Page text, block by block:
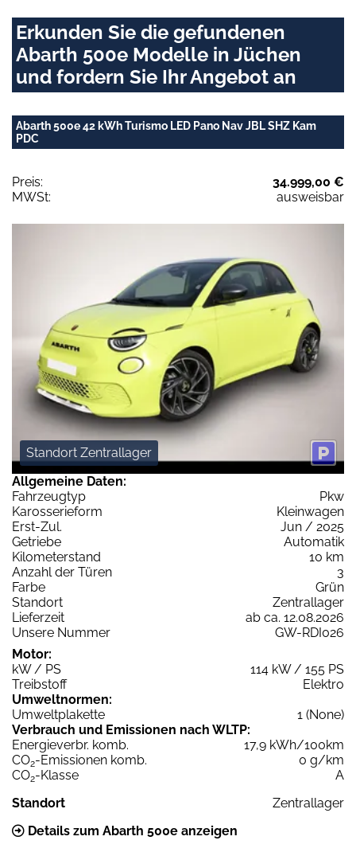
Erkunden Sie die gefundenen
Abarth 500e Modelle in Jüchen
und fordern Sie Ihr Angebot an
Abarth 500e 42 kWh Turismo LED Pano Nav JBL SHZ Kam
PDC
Preis:
34.999,00 €
MWSt:
ausweisbar
Standort Zentrallager
Allgemeine Daten:
Fahrzeugtyp
Pkw
Karosserieform
Kleinwagen
Erst-Zul.
Jun / 2025
Getriebe
Automatik
Kilometerstand
10 km
Anzahl der Türen
3
Farbe
Grün
Standort
Zentrallager
Lieferzeit
ab ca. 12.08.2026
Unsere Nummer
GW-RDI026
Motor:
kW / PS
114 kW / 155 PS
Treibstoff
Elektro
Umweltnormen:
Umweltplakette
1 (None)
Verbrauch und Emissionen nach WLTP:
Energieverbr. komb.
17,9 kWh/100km
CO2-Emissionen komb.
0 g/km
CO2-Klasse
A
Standort
Zentrallager
Details zum Abarth 500e anzeigen